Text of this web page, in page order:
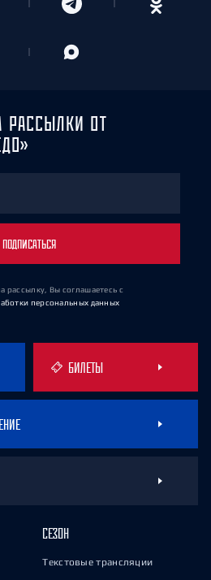
РАССЫЛКИ ОТ
ПОДПИСАТЬСЯ
рассылку, Вы соглашаетесь с
персональных данных
БИЛЕТЫ
СЕЗОН
Текстовые трансляции